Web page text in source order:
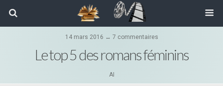
14 mars 2016 ↔ 7 commentaires
Le top 5 des romans féminins
AI